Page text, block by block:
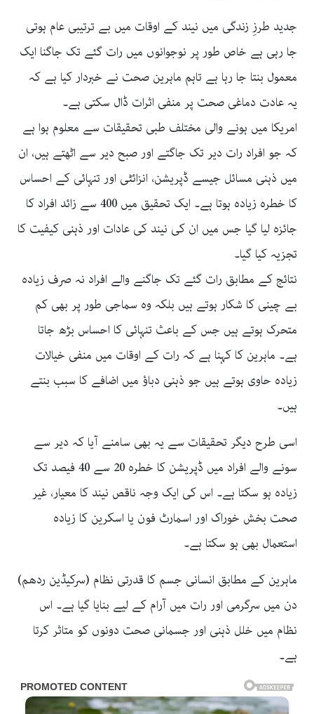
جدید طرزِ زندگی میں نیند کے اوقات میں بے ترتیبی عام ہوتی
جا رہی ہے خاص طور پر نوجوانوں میں رات گئے تک جاگنا ایک
معمول بنتا جا رہا ہے تاہم ماہرین صحت نے خبردار کیا ہے کہ
یہ عادت دماغی صحت پر منفی اثرات ڈال سکتی ہے۔
امریکا میں ہونے والی مختلف طبی تحقیقات سے معلوم ہوا ہے
کہ جو افراد رات دیر تک جاگتے اور صبح دیر سے اٹھتے ہیں، ان
میں ذہنی مسائل جیسے ڈپریشن، انزائٹی اور تنہائی کے احساس
کا خطرہ زیادہ ہوتا ہے۔ ایک تحقیق میں 400 سے زائد افراد کا
جائزہ لیا گیا جس میں ان کی نیند کی عادات اور ذہنی کیفیت کا
تجزیہ کیا گیا۔
نتائج کے مطابق رات گئے تک جاگنے والے افراد نہ صرف زیادہ
بے چینی کا شکار ہوتے ہیں بلکہ وہ سماجی طور پر بھی کم
متحرک ہوتے ہیں جس کے باعث تنہائی کا احساس بڑھ جاتا
ہے۔ ماہرین کا کہنا ہے کہ رات کے اوقات میں منفی خیالات
زیادہ حاوی ہوتے ہیں جو ذہنی دباؤ میں اضافے کا سبب بنتے
ہیں۔
اسی طرح دیگر تحقیقات سے یہ بھی سامنے آیا کہ دیر سے
سونے والے افراد میں ڈپریشن کا خطرہ 20 سے 40 فیصد تک
زیادہ ہو سکتا ہے۔ اس کی ایک وجہ ناقص نیند کا معیار، غیر
صحت بخش خوراک اور اسمارٹ فون یا اسکرین کا زیادہ
استعمال بھی ہو سکتا ہے۔
ماہرین کے مطابق انسانی جسم کا قدرتی نظام (سرکیڈین ردھم)
دن میں سرگرمی اور رات میں آرام کے لیے بنایا گیا ہے۔ اس
نظام میں خلل ذہنی اور جسمانی صحت دونوں کو متاثر کرتا
ہے۔